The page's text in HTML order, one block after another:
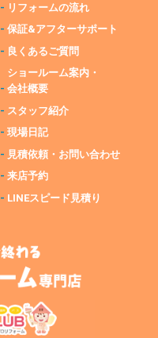
- リフォームの流れ
-保証&アフターサポート
- 良くあるご質問
-
ショールーム案内・
会社概要
- スタッフ紹介
-現場日記
- 見積依頼・お問い合わせ
-来店予約
- LINEスピード見積り